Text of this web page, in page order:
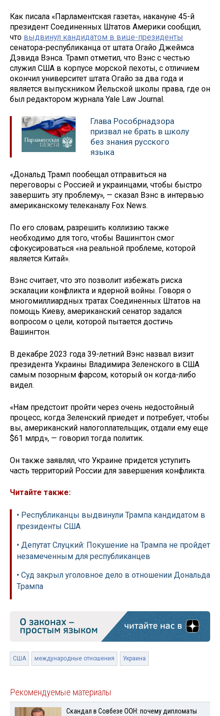
Как писала «Парламентская газета», накануне 45-й
президент Соединенных Штатов Америки сообщил,
что выдвинул кандидатом в вице-президенты
сенатора-республиканца от штата Огайо Джеймса
Дэвида Вэнса. Трамп отметил, что Вэнс с честью
служил США в корпусе морской пехоты, с отличием
окончил университет штата Огайо за два года и
является выпускником Йельской школы права, где он
был редактором журнала Yale Law Journal.
Глава Рособрнадзора
призвал не брать в школу
без знания русского
языка
«Дональд Трамп пообещал отправиться на
переговоры с Россией и украинцами, чтобы быстро
завершить эту проблему», — сказал Вэнс в интервью
американскому телеканалу Fox News.
По его словам, разрешить коллизию также
необходимо для того, чтобы Вашингтон смог
сфокусироваться «на реальной проблеме, которой
является Китай».
Вэнс считает, что это позволит избежать риска
эскалации конфликта и ядерной войны. Говоря о
многомиллиардных тратах Соединенных Штатов на
помощь Киеву, американский сенатор задался
вопросом о цели, которой пытается достичь
Вашингтон.
В декабре 2023 года 39-летний Вэнс назвал визит
президента Украины Владимира Зеленского в США
самым позорным фарсом, который он когда-либо
видел.
«Нам предстоит пройти через очень недостойный
процесс, когда Зеленский приедет и потребует, чтобы
вы, американский налогоплательщик, отдали ему еще
$61 млрд», — говорил тогда политик.
Он также заявлял, что Украине придется уступить
часть территорий России для завершения конфликта.
Читайте также:
• Республиканцы выдвинули Трампа кандидатом в
президенты США
• Депутат Слуцкий: Покушение на Трампа не пройдет
незамеченным для республиканцев
• Суд закрыл уголовное дело в отношении Дональда
Трампа
США международные отношения Украина
Рекомендуемые материалы
Скандал в Совбезе ООН: почему дипломаты